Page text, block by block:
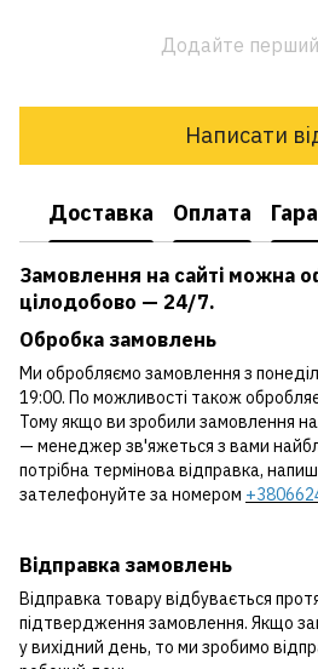
Додайте перший
Написати
Доставка Оплата
Замовлення на сайті можна
цілодобово — 24/7.
Обробка замовлень
Ми обробляємо замовлення з
19:00. По можливості також
Тому якщо ви зробили замовлення
— менеджер зв'яжеться з вами
потрібна термінова відправка,
зателефонуйте за номером
Відправка замовлень
Відправка товару відбувається
підтвердження замовлення. Якщо
у вихідний день, то ми зробимо